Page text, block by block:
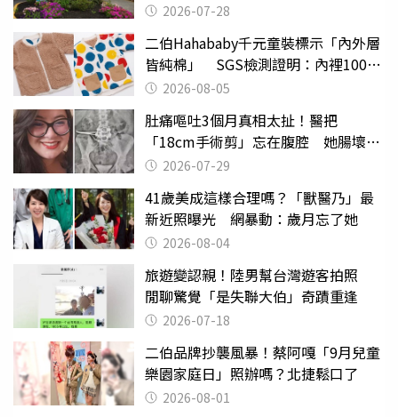
2026-07-28
二伯Hahababy千元童裝標示「內外層
皆純棉」 SGS檢測證明：內裡100%
聚酯纖維
2026-08-05
肚痛嘔吐3個月真相太扯！醫把
「18cm手術剪」忘在腹腔 她腸壞死
險喪命
2026-07-29
41歲美成這樣合理嗎？「獸醫乃」最
新近照曝光 網暴動：歲月忘了她
2026-08-04
旅遊變認親！陸男幫台灣遊客拍照
閒聊驚覺「是失聯大伯」奇蹟重逢
2026-07-18
二伯品牌抄襲風暴！蔡阿嘎「9月兒童
樂園家庭日」照辦嗎？北捷鬆口了
2026-08-01